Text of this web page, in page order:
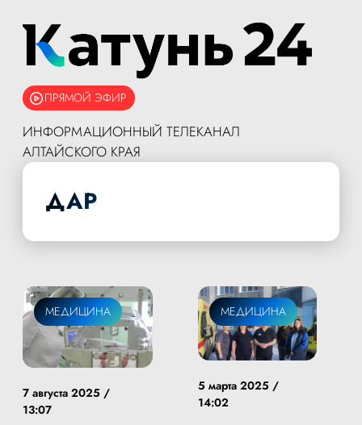
ПРЯМОЙ ЭФИР
ИНФОРМАЦИОННЫЙ ТЕЛЕКАНАЛ
АЛТАЙСКОГО КРАЯ
ДАР
МЕДИЦИНА
7 августа 2025 /
13:07
МЕДИЦИНА
5 марта 2025 /
14:02